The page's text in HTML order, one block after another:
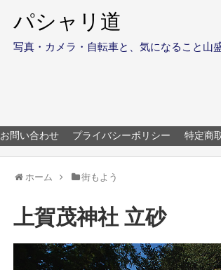
パシャリ道
写真・カメラ・自転車と、気になること山
お問い合わせ プライバシーポリシー 特定商
ホーム 街もよう
上賀茂神社 立砂